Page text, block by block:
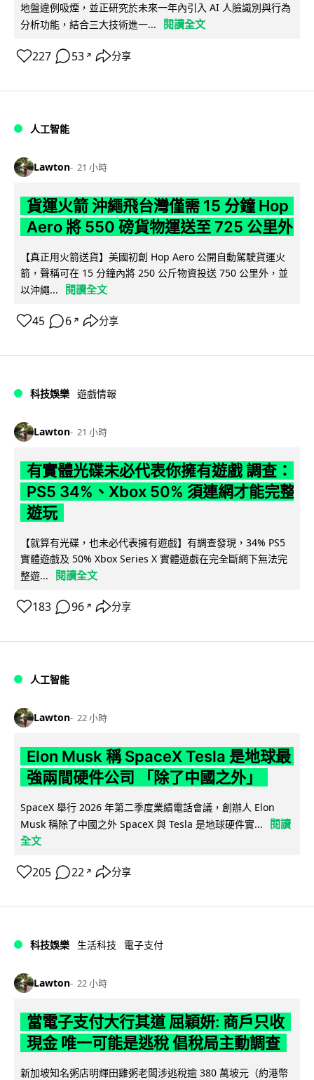
地盤違例吸煙，並正研究於未來一年內引入 AI 人臉識別與行為
分析功能，結合三大技術進一...
閱讀全文
227 53 ↗ 分享
人工智能
Lawton 21 小時
貨運火箭 沖繩飛台灣僅需 15 分鐘 Hop
Aero 將 550 磅貨物運送至 725 公里外
【真正用火箭送貨】美國初創 Hop Aero 公開自動駕駛貨運火
箭，聲稱可在 15 分鐘內將 250 公斤物資投送 750 公里外，並
以沖繩...
閱讀全文
45 6 ↗ 分享
科技娛樂 遊戲情報
Lawton 21 小時
有實體光碟未必代表你擁有遊戲 調查：
PS5 34%、Xbox 50% 須連網才能完整
遊玩
【就算有光碟，也未必代表擁有遊戲】有調查發現，34% PS5
實體遊戲及 50% Xbox Series X 實體遊戲在完全斷網下無法完
整遊...
閱讀全文
183 96 ↗ 分享
人工智能
Lawton 22 小時
Elon Musk 稱 SpaceX Tesla 是地球最
強兩間硬件公司 「除了中國之外」
SpaceX 舉行 2026 年第二季度業績電話會議，創辦人 Elon
Musk 稱除了中國之外 SpaceX 與 Tesla 是地球硬件實...
閱讀
全文
205 22 ↗ 分享
科技娛樂 生活科技 電子支付
Lawton 22 小時
當電子支付大行其道 屈穎妍: 商戶只收
現金 唯一可能是逃稅 倡稅局主動調查
新加坡知名粥店明輝田雞粥老闆涉逃稅逾 380 萬坡元（約港幣